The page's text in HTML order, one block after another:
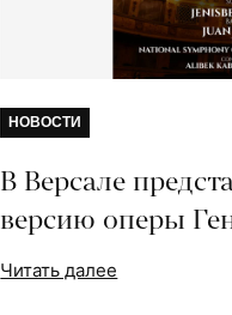
НОВОСТИ
В Версале
версию оперы
Читать далее